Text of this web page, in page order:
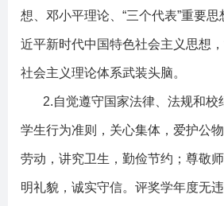
想、邓小平理论、“三个代表”重要思
近平新时代中国特色社会主义思想
社会主义理论体系武装头脑。
2.自觉遵守国家法律、法规和校
学生行为准则，关心集体，爱护公
劳动，讲究卫生，勤俭节约；尊敬
明礼貌，诚实守信。评奖学年度无